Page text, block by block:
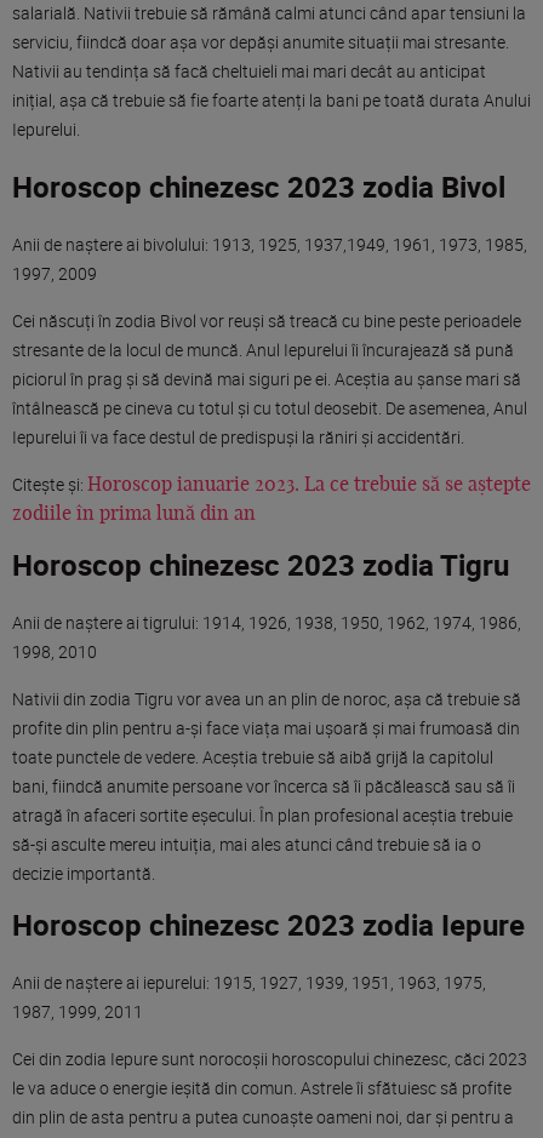
salarială. Nativii trebuie să rămână calmi atunci când apar tensiuni la
serviciu, fiindcă doar așa vor depăși anumite situații mai stresante.
Nativii au tendința să facă cheltuieli mai mari decât au anticipat
inițial, așa că trebuie să fie foarte atenți la bani pe toată durata Anului
Iepurelui.
Horoscop chinezesc 2023 zodia Bivol
Anii de naștere ai bivolului: 1913, 1925, 1937,1949, 1961, 1973, 1985,
1997, 2009
Cei născuți în zodia Bivol vor reuși să treacă cu bine peste perioadele
stresante de la locul de muncă. Anul Iepurelui îi încurajează să pună
piciorul în prag și să devină mai siguri pe ei. Aceștia au șanse mari să
întâlnească pe cineva cu totul și cu totul deosebit. De asemenea, Anul
Iepurelui îi va face destul de predispuși la răniri și accidentări.
Citește și: Horoscop ianuarie 2023. La ce trebuie să se aștepte
zodiile în prima lună din an
Horoscop chinezesc 2023 zodia Tigru
Anii de naștere ai tigrului: 1914, 1926, 1938, 1950, 1962, 1974, 1986,
1998, 2010
Nativii din zodia Tigru vor avea un an plin de noroc, așa că trebuie să
profite din plin pentru a-și face viața mai ușoară și mai frumoasă din
toate punctele de vedere. Aceștia trebuie să aibă grijă la capitolul
bani, fiindcă anumite persoane vor încerca să îi păcălească sau să îi
atragă în afaceri sortite eșecului. În plan profesional aceștia trebuie
să-și asculte mereu intuiția, mai ales atunci când trebuie să ia o
decizie importantă.
Horoscop chinezesc 2023 zodia Iepure
Anii de naștere ai iepurelui: 1915, 1927, 1939, 1951, 1963, 1975,
1987, 1999, 2011
Cei din zodia Iepure sunt norocoșii horoscopului chinezesc, căci 2023
le va aduce o energie ieșită din comun. Astrele îi sfătuiesc să profite
din plin de asta pentru a putea cunoaște oameni noi, dar și pentru a